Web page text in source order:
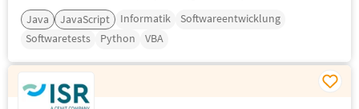
Java JavaScript Informatik
Softwareentwicklung
Softwaretests
Python VBA